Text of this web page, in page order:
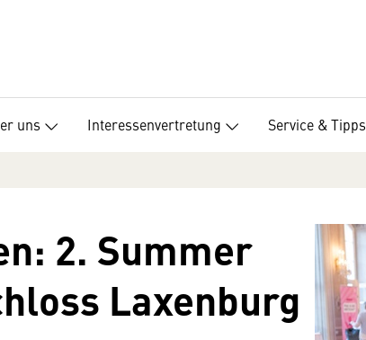
uns Interessenvertretung Service & Tipps
2. Summer
Laxenburg